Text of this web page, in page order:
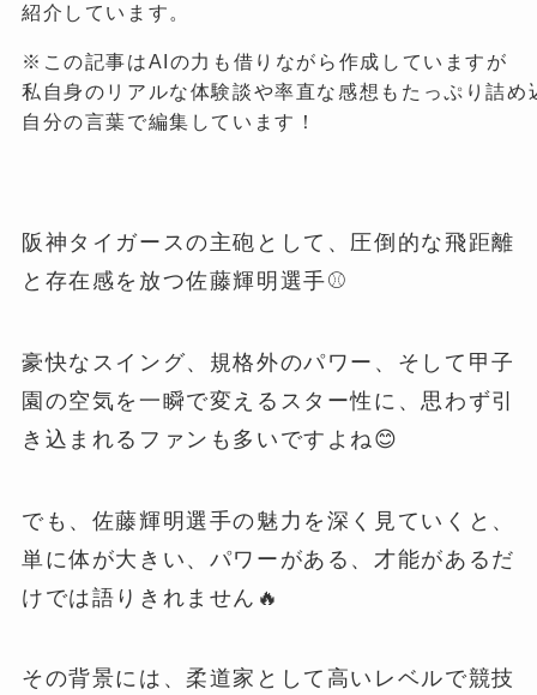
紹介しています。
※この記事はAIの力も借りながら作成していますが
私自身のリアルな体験談や率直な感想もたっぷり詰め
自分の言葉で編集しています！
阪神タイガースの主砲として、圧倒的な飛距離
と存在感を放つ佐藤輝明選手⚾️
豪快なスイング、規格外のパワー、そして甲子
園の空気を一瞬で変えるスター性に、思わず引
き込まれるファンも多いですよね😊
でも、佐藤輝明選手の魅力を深く見ていくと、
単に体が大きい、パワーがある、才能があるだ
けでは語りきれません🔥
その背景には、柔道家として高いレベルで競技